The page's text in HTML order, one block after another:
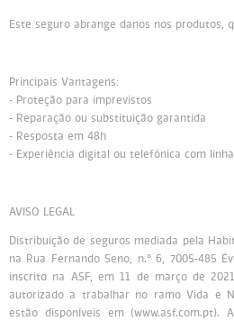
Este seguro abrange danos nos produtos,
Principais Vantagens:
- Proteção para imprevistos
- Reparação ou substituição garantida
- Resposta em 48h
- Experiência digital ou telefónica com
AVISO LEGAL
Distribuição de seguros mediada pela
na Rua Fernando Seno, n.º 6, 7005-485
inscrito na ASF, em 11 de março de
autorizado a trabalhar no ramo Vida e
estão disponíveis em (www.asf.com.pt).
Persol
Polaroid
Prada
Vogue
Ray-Ban
Vogue Eyewear
Persol
Ray-Ban
Polaroid Kids
Ray Ban Junior